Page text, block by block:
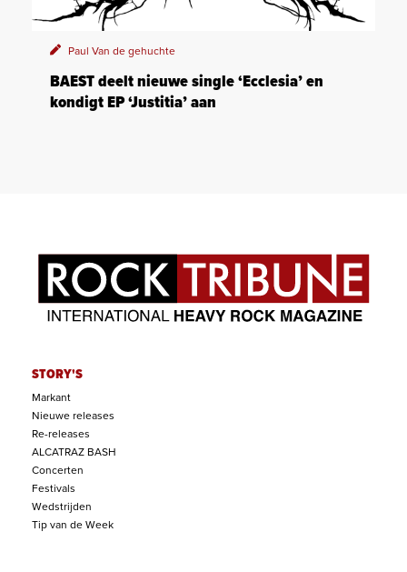
Paul Van de gehuchte
BAEST deelt nieuwe single ‘Ecclesia’ en
kondigt EP ‘Justitia’ aan
STORY'S
Markant
Nieuwe releases
Re-releases
ALCATRAZ BASH
Concerten
Festivals
Wedstrijden
Tip van de Week